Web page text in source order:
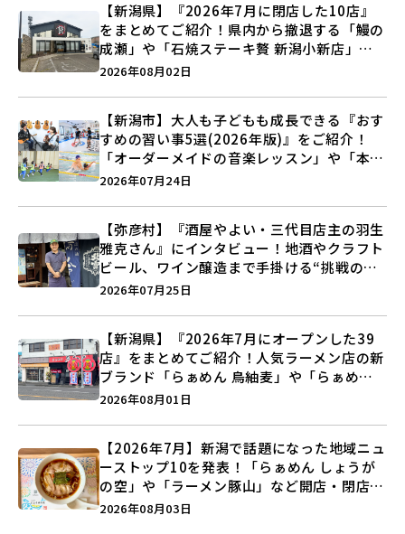
【新潟県】『2026年7月に閉店した10店』
をまとめてご紹介！県内から撤退する「鰻の
成瀬」や「石焼ステーキ贅 新潟小新店」が
営業に幕…。
2026年08月02日
【新潟市】大人も子どもも成長できる『おす
すめの習い事5選(2026年版)』をご紹介！
「オーダーメイドの音楽レッスン」や「本格
キックボクシング」で新しい自分を見つけよ
2026年07月24日
【弥彦村】『酒屋やよい・三代目店主の羽生
雅克さん』にインタビュー！地酒やクラフト
ビール、ワイン醸造まで手掛ける“挑戦の歴
史”に迫る♪
2026年07月25日
【新潟県】『2026年7月にオープンした39
店』をまとめてご紹介！人気ラーメン店の新
ブランド「らぁめん 鳥紬麦」や「らぁめん
しょうがの空」など盛りだくさん♪
2026年08月01日
【2026年7月】新潟で話題になった地域ニュ
ーストップ10を発表！「らぁめん しょうが
の空」や「ラーメン豚山」など開店・閉店の
注目記事をランキングでご紹介♪
2026年08月03日